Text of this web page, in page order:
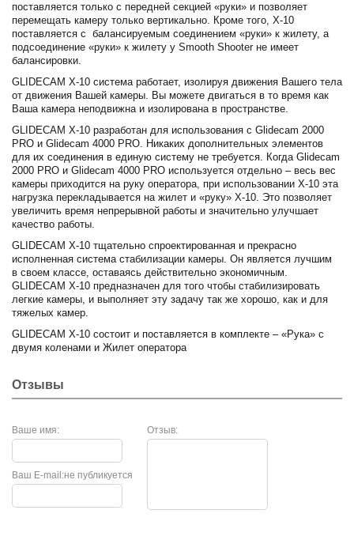
поставляется только с передней секцией «руки» и позволяет
перемещать камеру только вертикально. Кроме того, X-10
поставляется с балансируемым соединением «руки» к жилету, а
подсоединение «руки» к жилету у Smooth Shooter не имеет
балансировки.
GLIDECAM X-10 система работает, изолируя движения Вашего тела
от движения Вашей камеры. Вы можете двигаться в то время как
Ваша камера неподвижна и изолирована в пространстве.
GLIDECAM X-10 разработан для использования с Glidecam 2000
PRO и Glidecam 4000 PRO. Никаких дополнительных элементов
для их соединения в единую систему не требуется. Когда Glidecam
2000 PRO и Glidecam 4000 PRO используется отдельно – весь вес
камеры приходится на руку оператора, при использовании X-10 эта
нагрузка перекладывается на жилет и «руку» X-10. Это позволяет
увеличить время непрерывной работы и значительно улучшает
качество работы.
GLIDECAM X-10 тщательно спроектированная и прекрасно
исполненная система стабилизации камеры. Он является лучшим
в своем классе, оставаясь действительно экономичным.
GLIDECAM X-10 предназначен для того чтобы стабилизировать
легкие камеры, и выполняет эту задачу так же хорошо, как и для
тяжелых камер.
GLIDECAM X-10 состоит и поставляется в комплекте – «Рука» с
двумя коленами и Жилет оператора
Отзывы
Ваше имя: Отзыв:
не публикуется
Ваш E-mail: